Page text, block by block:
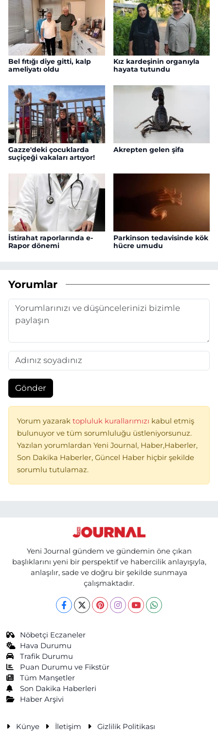
Bel fıtığı diye gitti, kalp
ameliyatı oldu
Kız kardeşinin organıyla
hayata tutundu
Gazze'deki çocuklarda
suçiçeği vakaları artıyor!
Akrepten gelen şifa
İstirahat raporlarında e-
Rapor dönemi
Parkinson tedavisinde kök
hücre umudu
Yorumlar
Gönder
Yorum yazarak topluluk kurallarımızı kabul etmiş
bulunuyor ve tüm sorumluluğu üstleniyorsunuz.
Yazılan yorumlardan Yeni Journal, Haber,Haberler,
Son Dakika Haberler, Güncel Haber hiçbir şekilde
sorumlu tutulamaz.
Yeni Journal gündem ve gündemin öne çıkan
başlıklarını yeni bir perspektif ve habercilik anlayışıyla,
anlaşılır, sade ve doğru bir şekilde sunmaya
çalışmaktadır.
Nöbetçi Eczaneler
Hava Durumu
Trafik Durumu
Puan Durumu ve Fikstür
Tüm Manşetler
Son Dakika Haberleri
Haber Arşivi
Künye İletişim Gizlilik Politikası